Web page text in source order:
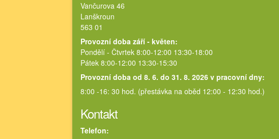
Vančurova 46
Lanškroun
563 01
Provozní doba září - květen:
Pondělí - Čtvrtek 8:00-12:00 13:30-18:00
Pátek 8:00-12:00 13:30-15:30
Provozní doba od 8. 6. do 31. 8. 2026 v pracovní dny:
8:00 -16: 30 hod. (přestávka na oběd 12:00 - 12:30 hod.)
Kontakt
Telefon: